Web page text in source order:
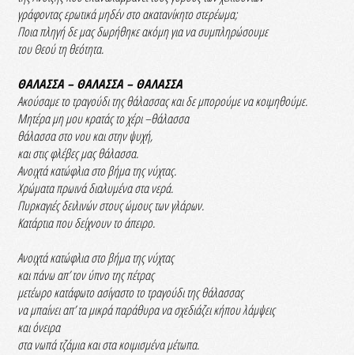
γράφοντας ερωτικά μηδέν στο ακατανίκητο στερέωμα;
Ποια πληγή δε μας δωρήθηκε ακόμη για να συμπληρώσουμε
του Θεού τη θεότητα.
ΘΑΛΑΣΣΑ – ΘΑΛΑΣΣΑ – ΘΑΛΑΣΣΑ
Ακούσαμε το τραγούδι της θάλασσας και δε μπορούμε να κοιμηθούμε.
Μητέρα μη μου κρατάς το χέρι –θάλασσα
θάλασσα στο νου και στην ψυχή,
και στις φλέβες μας θάλασσα.
Ανοιχτά κατώφλια στο βήμα της νύχτας.
Χρώματα πρωινά διαλυμένα στα νερά.
Πυρκαγιές δειλινών στους ώμους των γλάρων.
Κατάρτια που δείχνουν το άπειρο.
Ανοιχτά κατώφλια στο βήμα της νύχτας
και πάνω απ’ τον ύπνο της πέτρας
μετέωρο κατάφωτο ασίγαστο το τραγούδι της θάλασσας
να μπαίνει απ’ τα μικρά παράθυρα να σχεδιάζει κήπου λάμψεις
και όνειρα
στα νωπά τζάμια και στα κοιμισμένα μέτωπα.